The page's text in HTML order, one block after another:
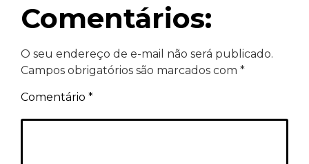
Comentários:
O seu endereço de e-mail não será publicado.
Campos obrigatórios são marcados com *
Comentário *